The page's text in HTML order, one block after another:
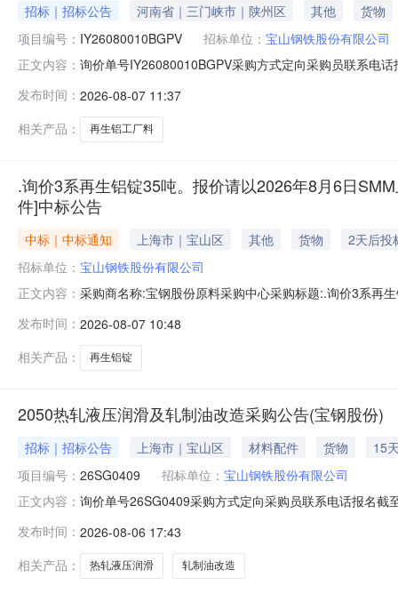
招标｜招标公告 河南省｜三门峡市｜陕州区 其他
货物
项目编号： IY26080010BGPV 招标单位： 宝山钢铁股份有限公司
正文内容： 询价单号IY26080010BGPV采购方式定向采购员联系电
度：0.0元三、商务条款：定价说明：湿公吨。限价类别
发布时间： 2026-08-07 11:37
相关产品：
再生铝工厂料
.询价3系再生铝锭35吨。报价请以2026年8月6日
件]中标公告
中标｜中标通知 上海市｜宝山区 其他 货物
2天后投
招标单位： 宝山钢铁股份有限公司
正文内容： 采购商名称:宝钢股份原料采购中心采购标题:.询价3系再
发布时间： 2026-08-07 10:48
相关产品：
再生铝锭
2050热轧液压润滑及轧制油改造采购公告(宝钢股份)
招标｜招标公告 上海市｜宝山区 材料配件 货物
15
项目编号： 26SG0409 招标单位： 宝山钢铁股份有限公司
正文内容： 询价单号26SG0409采购方式定向采购员联系电话报名
支撑辊平衡液压阀台；改造2#和3#卷取机共6套助卷辊
发布时间： 2026-08-06 17:43
相关产品：
热轧液压润滑 轧制油改造